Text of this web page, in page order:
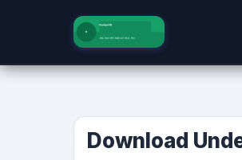
dung
Download